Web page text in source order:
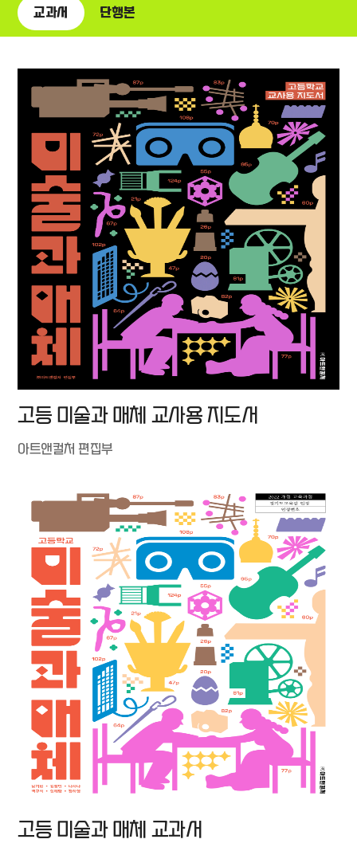
교과서 단행본
고등 미술과 매체 교사용 지도서
아트앤컬처 편집부
고등 미술과 매체 교과서